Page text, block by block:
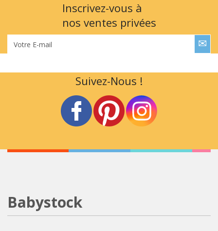
Inscrivez-vous à
nos ventes privées
Votre E-mail
Suivez-Nous !
Babystock